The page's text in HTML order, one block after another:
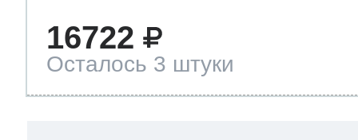
16722
Осталось 3 штуки